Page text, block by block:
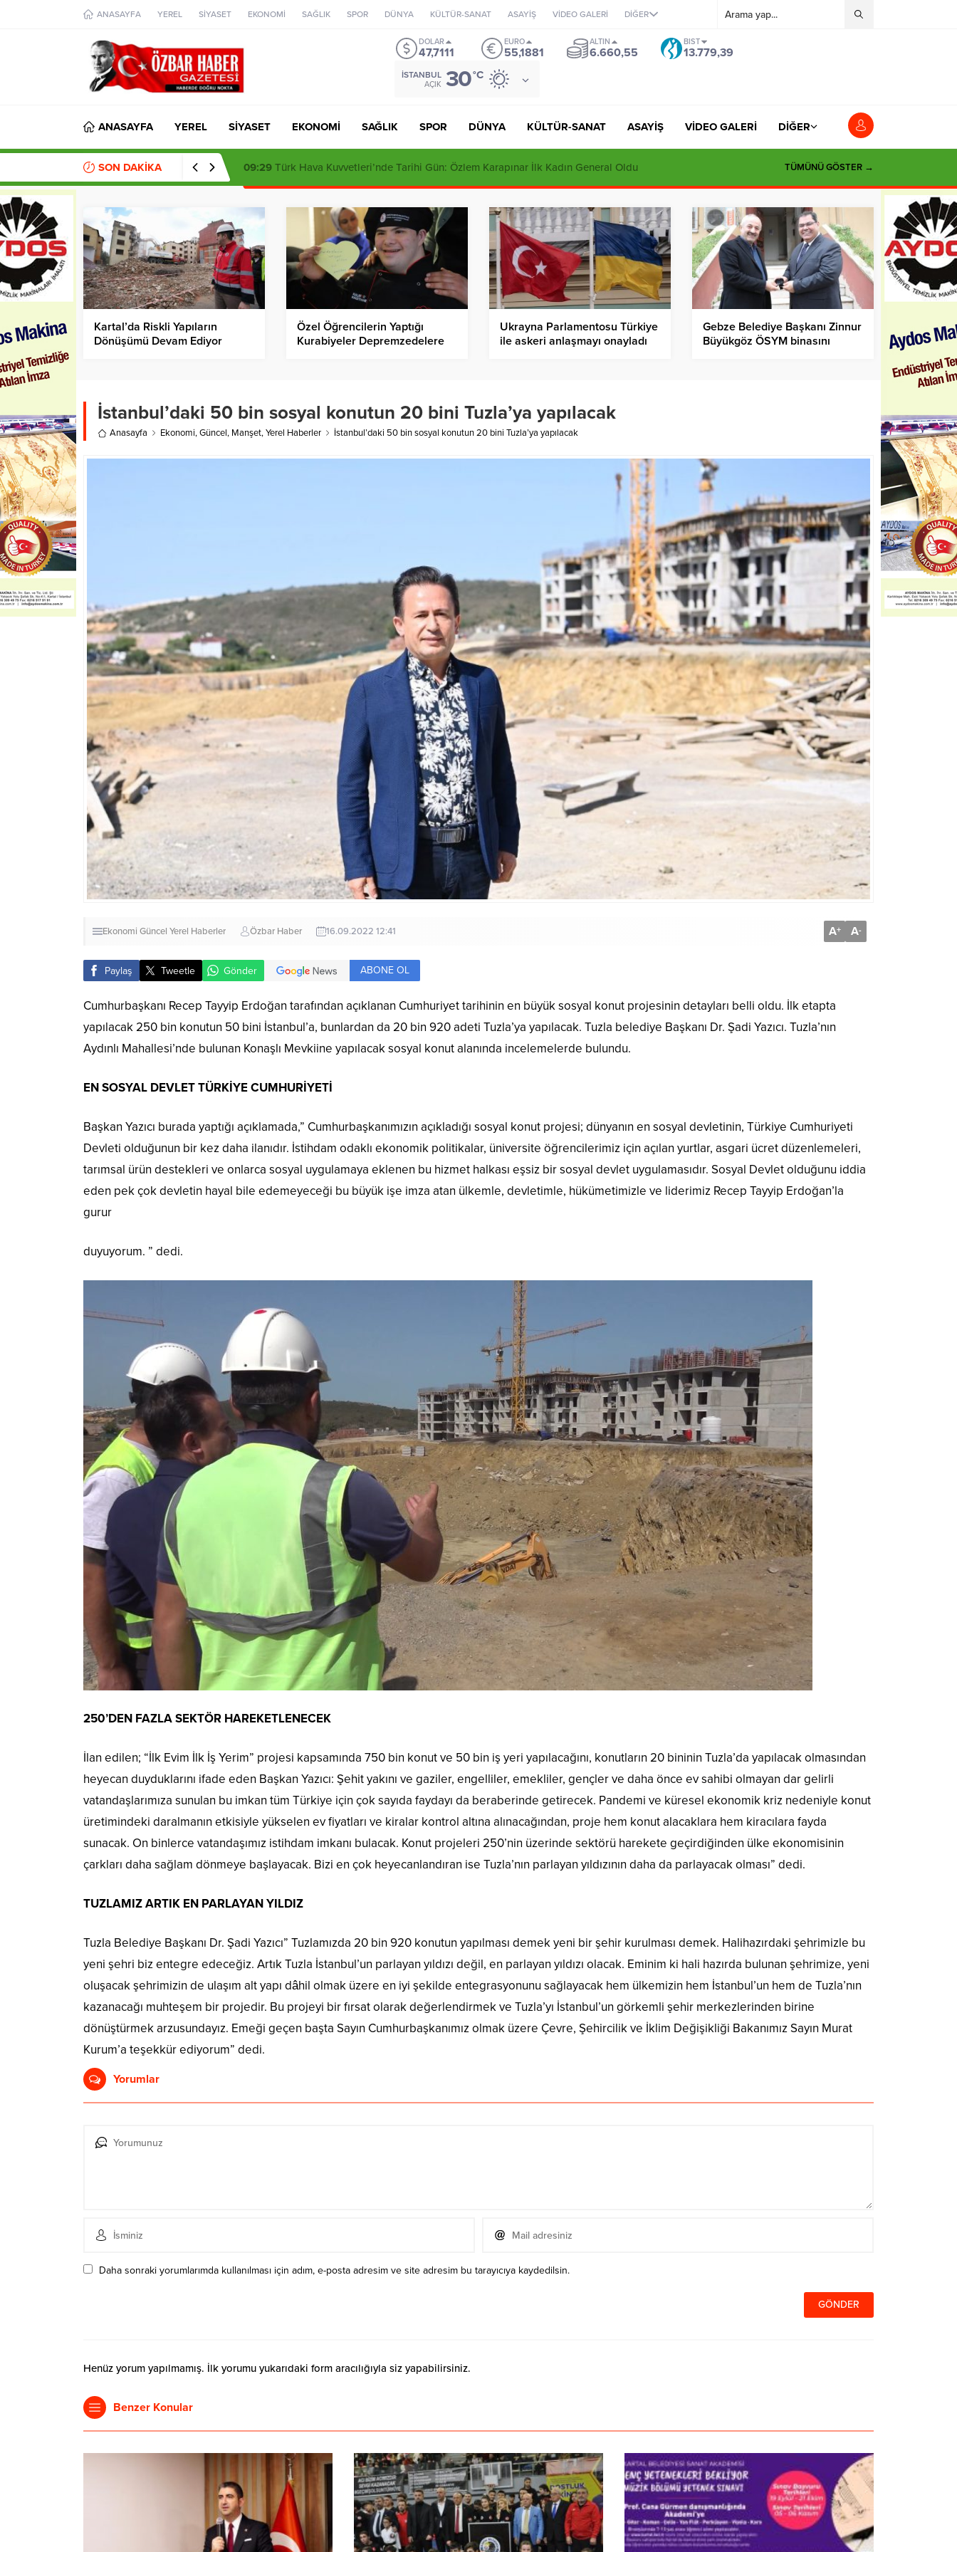
ANASAYFA YEREL SİYASET EKONOMİ SAĞLIK SPOR DÜNYA KÜLTÜR-SANAT ASAYİŞ VİDEO GALERİ DİĞER
DOLAR
47,7111
EURO
55,1881
ALTIN
6.660,55
BIST
13.779,39
İSTANBUL
AÇIK 30°C
ANASAYFA YEREL SİYASET EKONOMİ SAĞLIK SPOR DÜNYA KÜLTÜR-SANAT ASAYİŞ VİDEO GALERİ DİĞER
SON DAKİKA 09:29 Türk Hava Kuvvetleri’nde Tarihi Gün: Özlem Karapınar İlk Kadın General Oldu TÜMÜNÜ GÖSTER →
Kartal’da Riskli Yapıların
Dönüşümü Devam Ediyor
Özel Öğrencilerin Yaptığı
Kurabiyeler Depremzedelere
Ukrayna Parlamentosu Türkiye
ile askeri anlaşmayı onayladı
Gebze Belediye Başkanı Zinnur
Büyükgöz ÖSYM binasını
İstanbul’daki 50 bin sosyal konutun 20 bini Tuzla’ya yapılacak
Anasayfa Ekonomi,Güncel, Manşet,Yerel Haberler İstanbul’daki 50 bin sosyal konutun 20 bini Tuzla’ya yapılacak
Ekonomi Güncel Yerel Haberler Özbar Haber 16.09.2022 12:41 A+ A-
Paylaş Tweetle Gönder ABONE OL
Cumhurbaşkanı Recep Tayyip Erdoğan tarafından açıklanan Cumhuriyet tarihinin en büyük sosyal konut projesinin detayları belli oldu. İlk etapta
yapılacak 250 bin konutun 50 bini İstanbul’a, bunlardan da 20 bin 920 adeti Tuzla’ya yapılacak. Tuzla belediye Başkanı Dr. Şadi Yazıcı. Tuzla’nın
Aydınlı Mahallesi’nde bulunan Konaşlı Mevkiine yapılacak sosyal konut alanında incelemelerde bulundu.
EN SOSYAL DEVLET TÜRKİYE CUMHURİYETİ
Başkan Yazıcı burada yaptığı açıklamada,” Cumhurbaşkanımızın açıkladığı sosyal konut projesi; dünyanın en sosyal devletinin, Türkiye Cumhuriyeti
Devleti olduğunun bir kez daha ilanıdır. İstihdam odaklı ekonomik politikalar, üniversite öğrencilerimiz için açılan yurtlar, asgari ücret düzenlemeleri,
tarımsal ürün destekleri ve onlarca sosyal uygulamaya eklenen bu hizmet halkası eşsiz bir sosyal devlet uygulamasıdır. Sosyal Devlet olduğunu iddia
eden pek çok devletin hayal bile edemeyeceği bu büyük işe imza atan ülkemle, devletimle, hükümetimizle ve liderimiz Recep Tayyip Erdoğan’la
gurur
duyuyorum. ” dedi.
250’DEN FAZLA SEKTÖR HAREKETLENECEK
İlan edilen; “İlk Evim İlk İş Yerim” projesi kapsamında 750 bin konut ve 50 bin iş yeri yapılacağını, konutların 20 bininin Tuzla’da yapılacak olmasından
heyecan duyduklarını ifade eden Başkan Yazıcı: Şehit yakını ve gaziler, engelliler, emekliler, gençler ve daha önce ev sahibi olmayan dar gelirli
vatandaşlarımıza sunulan bu imkan tüm Türkiye için çok sayıda faydayı da beraberinde getirecek. Pandemi ve küresel ekonomik kriz nedeniyle konut
üretimindeki daralmanın etkisiyle yükselen ev fiyatları ve kiralar kontrol altına alınacağından, proje hem konut alacaklara hem kiracılara fayda
sunacak. On binlerce vatandaşımız istihdam imkanı bulacak. Konut projeleri 250’nin üzerinde sektörü harekete geçirdiğinden ülke ekonomisinin
çarkları daha sağlam dönmeye başlayacak. Bizi en çok heyecanlandıran ise Tuzla’nın parlayan yıldızının daha da parlayacak olması” dedi.
TUZLAMIZ ARTIK EN PARLAYAN YILDIZ
Tuzla Belediye Başkanı Dr. Şadi Yazıcı” Tuzlamızda 20 bin 920 konutun yapılması demek yeni bir şehir kurulması demek. Halihazırdaki şehrimizle bu
yeni şehri biz entegre edeceğiz. Artık Tuzla İstanbul’un parlayan yıldızı değil, en parlayan yıldızı olacak. Eminim ki hali hazırda bulunan şehrimize, yeni
oluşacak şehrimizin de ulaşım alt yapı dâhil olmak üzere en iyi şekilde entegrasyonunu sağlayacak hem ülkemizin hem İstanbul’un hem de Tuzla’nın
kazanacağı muhteşem bir projedir. Bu projeyi bir fırsat olarak değerlendirmek ve Tuzla’yı İstanbul’un görkemli şehir merkezlerinden birine
dönüştürmek arzusundayız. Emeği geçen başta Sayın Cumhurbaşkanımız olmak üzere Çevre, Şehircilik ve İklim Değişikliği Bakanımız Sayın Murat
Kurum’a teşekkür ediyorum” dedi.
Yorumlar
Daha sonraki yorumlarımda kullanılması için adım, e-posta adresim ve site adresim bu tarayıcıya kaydedilsin.
Henüz yorum yapılmamış. İlk yorumu yukarıdaki form aracılığıyla siz yapabilirsiniz.
Benzer Konular